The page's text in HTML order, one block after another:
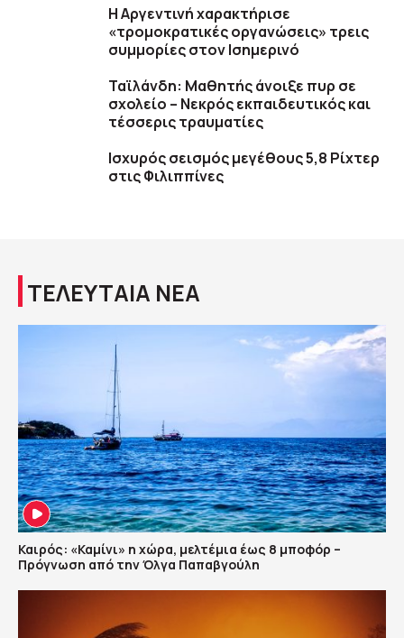
Η Αργεντινή χαρακτήρισε
«τρομοκρατικές οργανώσεις» τρεις
συμμορίες στον Ισημερινό
Ταϊλάνδη: Μαθητής άνοιξε πυρ σε
σχολείο – Νεκρός εκπαιδευτικός και
τέσσερις τραυματίες
Ισχυρός σεισμός μεγέθους 5,8 Ρίχτερ
στις Φιλιππίνες
ΤΕΛΕΥΤΑΙΑ ΝΕΑ
Καιρός: «Καμίνι» η χώρα, μελτέμια έως 8 μποφόρ –
Πρόγνωση από την Όλγα Παπαβγούλη